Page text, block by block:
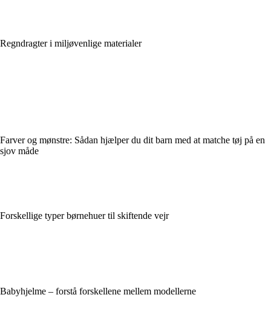
Regndragter i miljøvenlige materialer
Farver og mønstre: Sådan hjælper du dit barn med at matche tøj på en
sjov måde
Forskellige typer børnehuer til skiftende vejr
Babyhjelme – forstå forskellene mellem modellerne